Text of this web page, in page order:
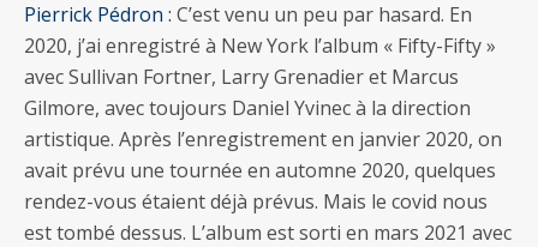
Pierrick Pédron : C’est venu un peu par hasard. En
2020, j’ai enregistré à New York l’album « Fifty-Fifty »
avec Sullivan Fortner, Larry Grenadier et Marcus
Gilmore, avec toujours Daniel Yvinec à la direction
artistique. Après l’enregistrement en janvier 2020, on
avait prévu une tournée en automne 2020, quelques
rendez-vous étaient déjà prévus. Mais le covid nous
est tombé dessus. L’album est sorti en mars 2021 avec